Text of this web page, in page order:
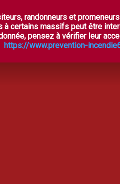
SECRÈTES À VOIR, À
randonneurs et
à certains massifs peut être
pensez à vérifier leur
https://www.prevention-